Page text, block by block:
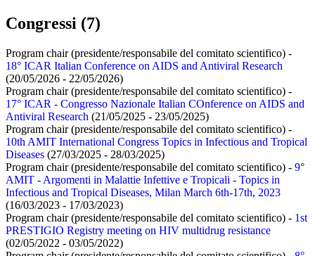
Congressi (7)
Program chair (presidente/responsabile del comitato scientifico) -
18° ICAR Italian Conference on AIDS and Antiviral Research
(20/05/2026 - 22/05/2026)
Program chair (presidente/responsabile del comitato scientifico) -
17° ICAR - Congresso Nazionale Italian COnference on AIDS and
Antiviral Research (21/05/2025 - 23/05/2025)
Program chair (presidente/responsabile del comitato scientifico) -
10th AMIT International Congress Topics in Infectious and Tropical
Diseases (27/03/2025 - 28/03/2025)
Program chair (presidente/responsabile del comitato scientifico) - 9°
AMIT - Argomenti in Malattie Infettive e Tropicali - Topics in
Infectious and Tropical Diseases, Milan March 6th-17th, 2023
(16/03/2023 - 17/03/2023)
Program chair (presidente/responsabile del comitato scientifico) - 1st
PRESTIGIO Registry meeting on HIV multidrug resistance
(02/05/2022 - 03/05/2022)